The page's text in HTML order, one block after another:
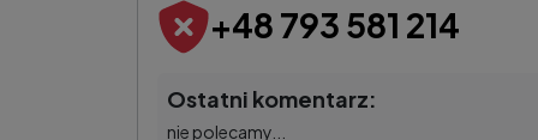
+48 793 581 214
Ostatni komentarz:
nie polecamy...